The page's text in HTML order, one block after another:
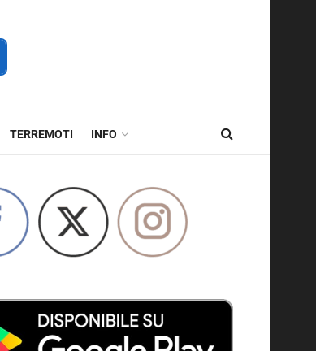
TERREMOTI INFO